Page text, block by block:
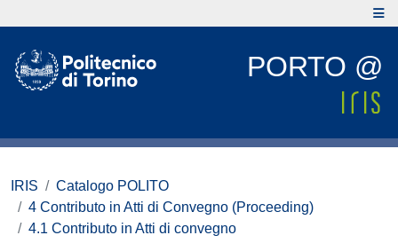
PORTO @
IRIS
Catalogo POLITO
4 Contributo in Atti di Convegno (Proceeding)
4.1 Contributo in Atti di convegno